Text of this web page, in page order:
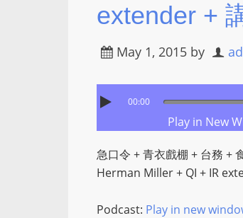
extender +
May 1, 2015 by
00:00
Play in New
急口令 + 青衣戲棚 + 台務 +
Herman Miller + QI + IR
Podcast: Play in new